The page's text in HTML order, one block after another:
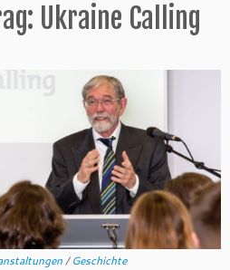
Ukraine Calling
/Geschichte